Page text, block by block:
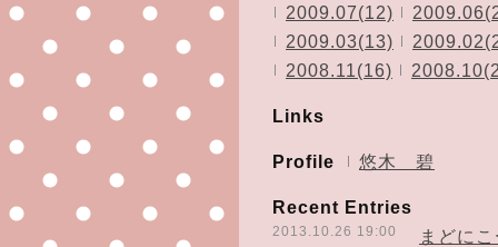
2009.07(12)
2009.03(13)
2008.11(16)
Links
Profile 悠木 碧
Recent Entries
2013.10.26 19:00 まどに